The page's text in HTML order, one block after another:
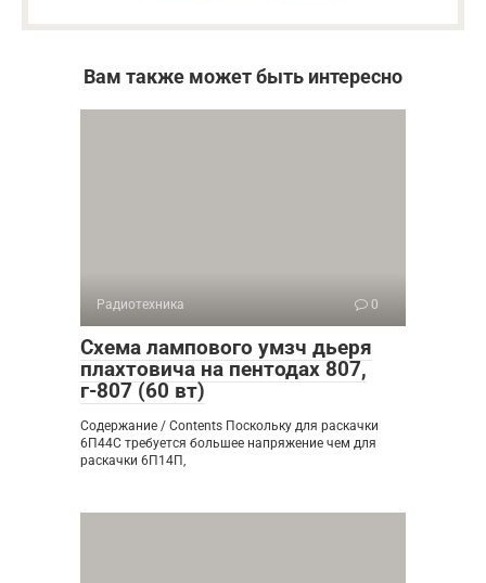
Вам также может быть интересно
Радиотехника 0
Схема лампового умзч дьеря
плахтовича на пентодах 807,
г-807 (60 вт)
Содержание / Contents Поскольку для раскачки
6П44С требуется большее напряжение чем для
раскачки 6П14П,